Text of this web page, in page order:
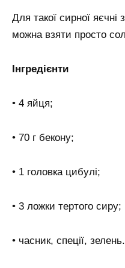
Для такої сирної
можна взяти просто
Інгредієнти
• 4 яйця;
• 70 г бекону;
• 1 головка цибулі;
• 3 ложки тертого сиру;
• часник, спеції, зелень.